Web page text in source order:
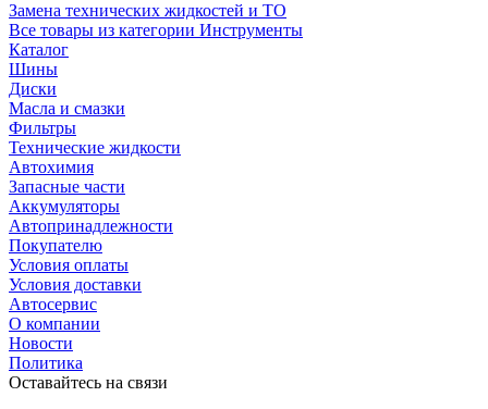
Замена технических жидкостей и ТО
Все товары из категории Инструменты
Каталог
Шины
Диски
Масла и смазки
Фильтры
Технические жидкости
Автохимия
Запасные части
Аккумуляторы
Автопринадлежности
Покупателю
Условия оплаты
Условия доставки
Автосервис
О компании
Новости
Политика
Оставайтесь на связи